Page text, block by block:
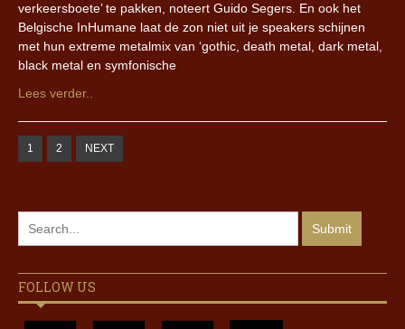
verkeersboete’ te pakken, noteert Guido Segers. En ook het
Belgische InHumane laat de zon niet uit je speakers schijnen
met hun extreme metalmix van ‘gothic, death metal, dark metal,
black metal en symfonische
Lees verder..
1 2 NEXT
FOLLOW US